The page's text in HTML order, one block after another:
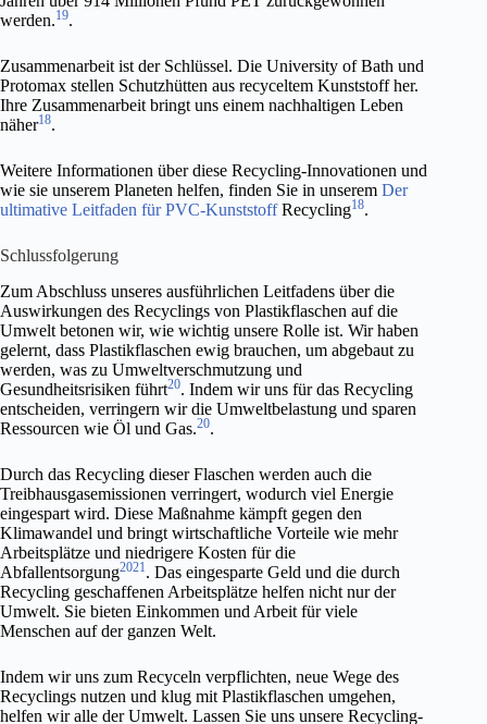
werden.19.
Zusammenarbeit ist der Schlüssel. Die University of Bath und
Protomax stellen Schutzhütten aus recyceltem Kunststoff her.
Ihre Zusammenarbeit bringt uns einem nachhaltigen Leben
näher18.
Weitere Informationen über diese Recycling-Innovationen und
wie sie unserem Planeten helfen, finden Sie in unserem Der
ultimative Leitfaden für PVC-KunststoffRecycling18.
Schlussfolgerung
Zum Abschluss unseres ausführlichen Leitfadens über die
Auswirkungen des Recyclings von Plastikflaschen auf die
Umwelt betonen wir, wie wichtig unsere Rolle ist. Wir haben
gelernt, dass Plastikflaschen ewig brauchen, um abgebaut zu
werden, was zu Umweltverschmutzung und
Gesundheitsrisiken führt20. Indem wir uns für das Recycling
entscheiden, verringern wir die Umweltbelastung und sparen
Ressourcen wie Öl und Gas.20.
Durch das Recycling dieser Flaschen werden auch die
Treibhausgasemissionen verringert, wodurch viel Energie
eingespart wird. Diese Maßnahme kämpft gegen den
Klimawandel und bringt wirtschaftliche Vorteile wie mehr
Arbeitsplätze und niedrigere Kosten für die
Abfallentsorgung2021. Das eingesparte Geld und die durch
Recycling geschaffenen Arbeitsplätze helfen nicht nur der
Umwelt. Sie bieten Einkommen und Arbeit für viele
Menschen auf der ganzen Welt.
Indem wir uns zum Recyceln verpflichten, neue Wege des
Recyclings nutzen und klug mit Plastikflaschen umgehen,
helfen wir alle der Umwelt. Lassen Sie uns unsere Recycling-